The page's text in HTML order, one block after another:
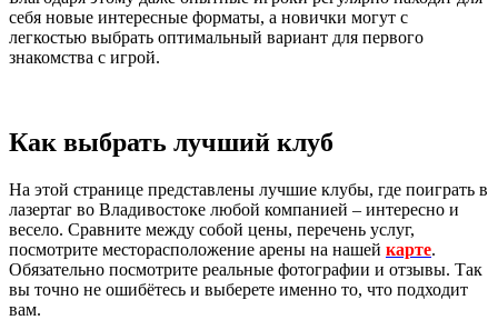
себя новые интересные форматы, а новички могут с
легкостью выбрать оптимальный вариант для первого
знакомства с игрой.
Как выбрать лучший клуб
На этой странице представлены лучшие клубы, где поиграть в
лазертаг во Владивостоке любой компанией – интересно и
весело. Сравните между собой цены, перечень услуг,
посмотрите месторасположение арены на нашей карте.
Обязательно посмотрите реальные фотографии и отзывы. Так
вы точно не ошибётесь и выберете именно то, что подходит
вам.